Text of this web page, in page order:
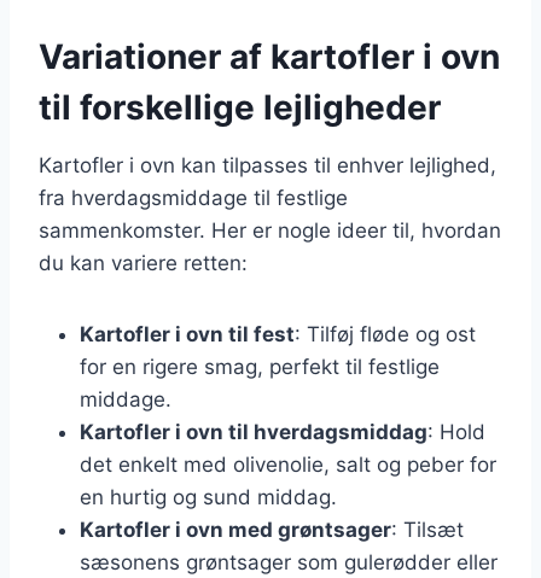
Variationer af kartofler i ovn
til forskellige lejligheder
Kartofler i ovn kan tilpasses til enhver lejlighed,
fra hverdagsmiddage til festlige
sammenkomster. Her er nogle ideer til, hvordan
du kan variere retten:
Kartofler i ovn til fest: Tilføj fløde og ost
for en rigere smag, perfekt til festlige
middage.
Kartofler i ovn til hverdagsmiddag: Hold
det enkelt med olivenolie, salt og peber for
en hurtig og sund middag.
Kartofler i ovn med grøntsager: Tilsæt
sæsonens grøntsager som gulerødder eller